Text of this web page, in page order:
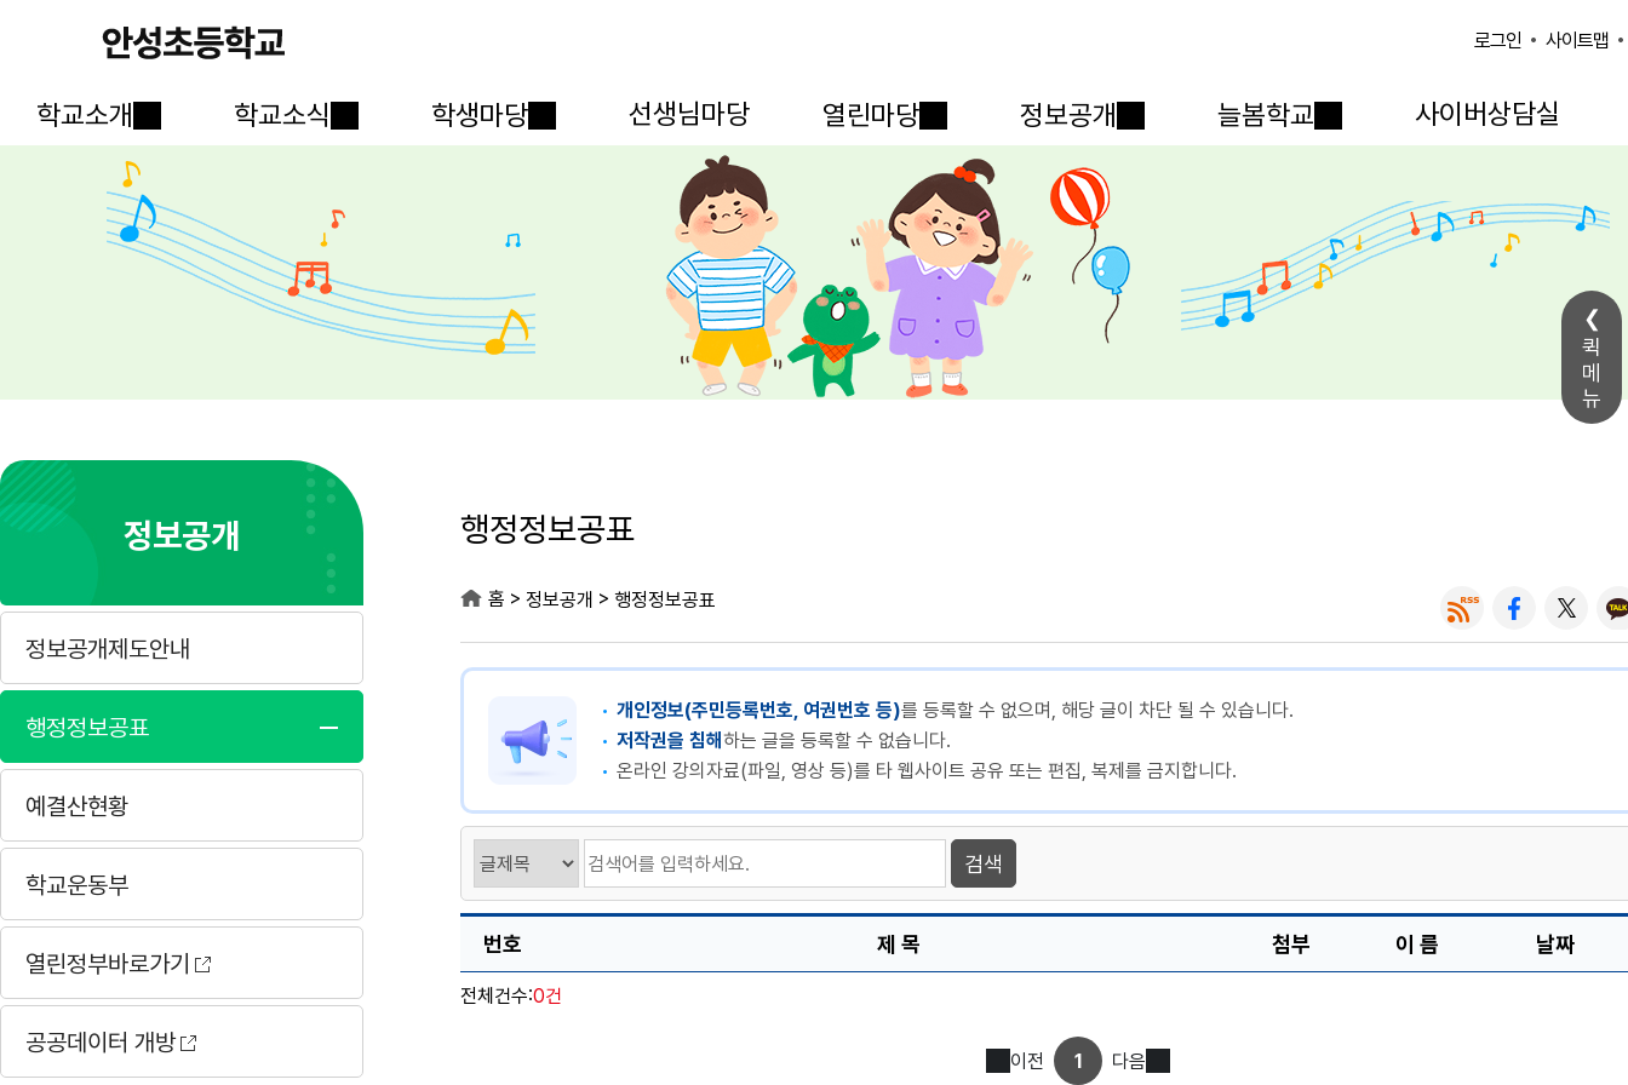
퀵
메
뉴
로그인 사이트맵
학교소개 학교소식 학생마당 선생님마당 열린마당 정보공개 늘봄학교 사이버상담실
정보공개
정보공개제도안내
행정정보공표
예결산현황
학교운동부
열린정부바로가기
공공데이터 개방
행정정보공표
홈 > 정보공개 > 행정정보공표
개인정보(주민등록번호, 여권번호 등)를 등록할 수 없으며, 해당 글이 차단 될 수 있습니다.
저작권을 침해하는 글을 등록할 수 없습니다.
온라인 강의자료(파일, 영상 등)를 타 웹사이트 공유 또는 편집, 복제를 금지합니다.
번호 제 목 첨부 이 름 날짜
전체건수:0건
이전 1 다음